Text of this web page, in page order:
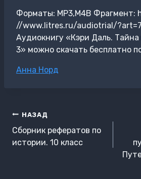
Форматы: MP3,M4B Фрагмент:
//www.litres.ru/audiotrial/
Аудиокнигу «Кэри Даль.
3» можно скачать бесплатно
Метки
Анна Норд
Навигация
по
записям
НАЗАД
Сборник рефератов по
истории. 10 класс